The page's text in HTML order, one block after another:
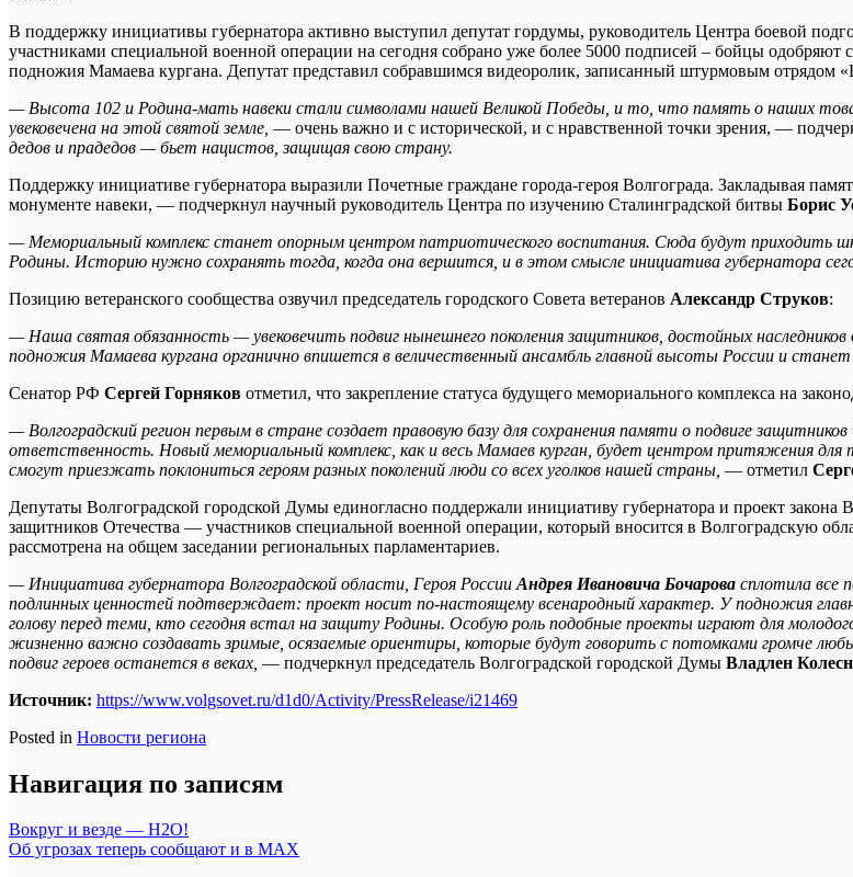
В поддержку инициативы губернатора активно выступил депутат гордумы, руководитель Центра боевой
участниками специальной военной операции на сегодня собрано уже более 5000 подписей – бойцы одобряют
подножия Мамаева кургана. Депутат представил собравшимся видеоролик, записанный штурмовым отрядом
— Высота 102 и Родина-мать навеки стали символами нашей Великой Победы, и то, что память о наших
увековечена на этой святой земле, — очень важно и с исторической, и с нравственной точки зрения, —
дедов и прадедов — бьет нацистов, защищая свою страну.
Поддержку инициативе губернатора выразили Почетные граждане города-героя Волгограда. Закладывая
монументе навеки, — подчеркнул научный руководитель Центра по изучению Сталинградской битвы Борис
— Мемориальный комплекс станет опорным центром патриотического воспитания. Сюда будут приходить
Родины. Историю нужно сохранять тогда, когда она вершится, и в этом смысле инициатива губернатора
Позицию ветеранского сообщества озвучил председатель городского Совета ветеранов Александр Струков:
— Наша святая обязанность — увековечить подвиг нынешнего поколения защитников, достойных
подножия Мамаева кургана органично впишется в величественный ансамбль главной высоты России и станет
Сенатор РФ Сергей Горняков отметил, что закрепление статуса будущего мемориального комплекса на
— Волгоградский регион первым в стране создает правовую базу для сохранения памяти о подвиге
ответственность. Новый мемориальный комплекс, как и весь Мамаев курган, будет центром притяжения
смогут приезжать поклониться героям разных поколений люди со всех уголков нашей страны, — отметил
Депутаты Волгоградской городской Думы единогласно поддержали инициативу губернатора и проект
защитников Отечества — участников специальной военной операции, который вносится в Волгоградскую
рассмотрена на общем заседании региональных парламентариев.
— Инициатива губернатора Волгоградской области, Героя России Андрея Ивановича Бочарова сплотила все
подлинных ценностей подтверждает: проект носит по-настоящему всенародный характер. У подножия
голову перед теми, кто сегодня встал на защиту Родины. Особую роль подобные проекты играют для
жизненно важно создавать зримые, осязаемые ориентиры, которые будут говорить с потомками громче
подвиг героев останется в веках, — подчеркнул председатель Волгоградской городской Думы Владлен
Источник: https://www.volgsovet.ru/d1d0/Activity/PressRelease/i21469
Posted in Новости региона
Навигация по записям
Вокруг и везде — H2O!
Об угрозах теперь сообщают и в MAX